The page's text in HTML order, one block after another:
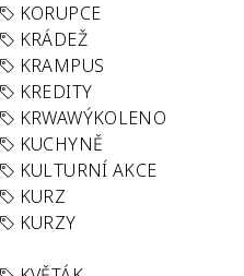
KORUPCE
KRÁDEŽ
KRAMPUS
KREDITY
KRWAWÝKOLENO
KUCHYNĚ
KULTURNÍ AKCE
KURZ
KURZY